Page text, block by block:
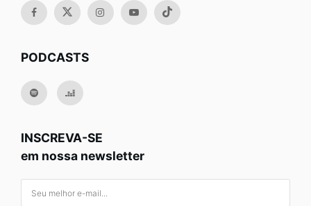
PODCASTS
INSCREVA-SE
em nossa newsletter